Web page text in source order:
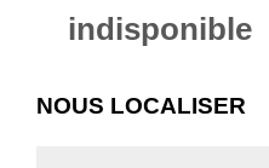
indisponible
NOUS LOCALISER